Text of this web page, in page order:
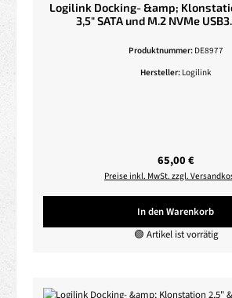
Logilink Docking- &amp; Klonstation 2,5"
3,5" SATA und M.2 NVMe
Produktnummer: DE8977
Hersteller: Logilink
Regulärer Preis:
65,00 €
Preise inkl. MwSt. zzgl.
In den Warenkorb
🟢 Artikel ist vorrätig